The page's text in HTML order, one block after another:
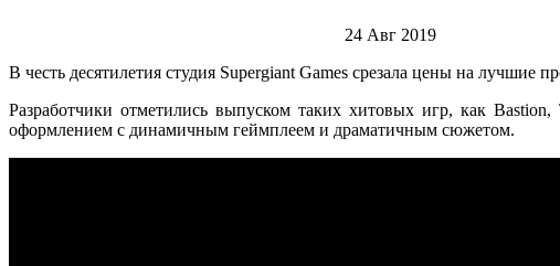
24 Авг 2019
В честь десятилетия студия Supergiant Games срезала цены на лучшие
Разработчики отметились выпуском таких хитовых игр, как
оформлением с динамичным геймплеем и драматичным сюжетом.